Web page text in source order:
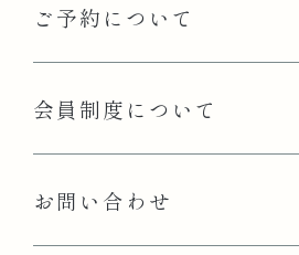
ご予約について
会員制度について
お問い合わせ